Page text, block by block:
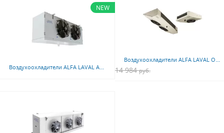
NEW
Воздухоохладители ALFA LAVAL ALFACUBIC (коммерческая серия) BLE, RLE, GLE
Воздухоохладители ALFA LAVAL OPTIGO CS, CD, CC
14 984 руб.